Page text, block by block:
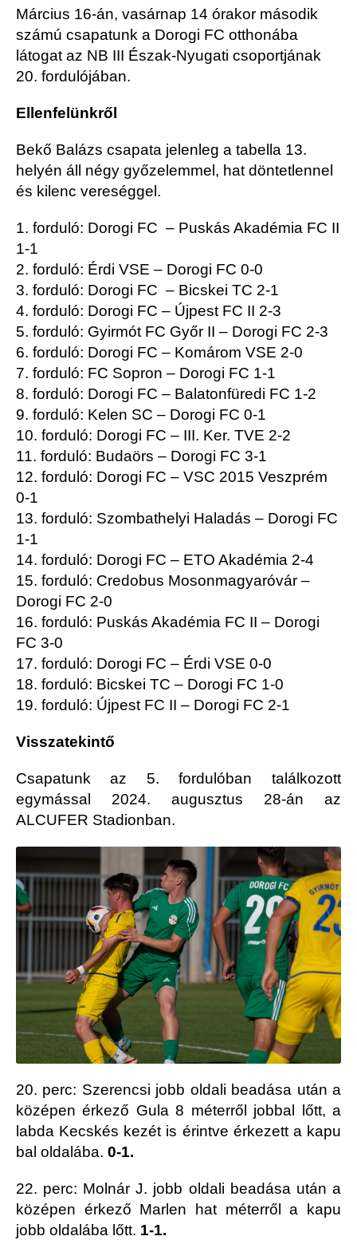
Március 16-án, vasárnap 14 órakor második
számú csapatunk a Dorogi FC otthonába
látogat az NB III Észak-Nyugati csoportjának
20. fordulójában.
Ellenfelünkről
Bekő Balázs csapata jelenleg a tabella 13.
helyén áll négy győzelemmel, hat döntetlennel
és kilenc vereséggel.
1. forduló: Dorogi FC – Puskás Akadémia FC II
1-1
2. forduló: Érdi VSE – Dorogi FC 0-0
3. forduló: Dorogi FC – Bicskei TC 2-1
4. forduló: Dorogi FC – Újpest FC II 2-3
5. forduló: Gyirmót FC Győr II – Dorogi FC 2-3
6. forduló: Dorogi FC – Komárom VSE 2-0
7. forduló: FC Sopron – Dorogi FC 1-1
8. forduló: Dorogi FC – Balatonfüredi FC 1-2
9. forduló: Kelen SC – Dorogi FC 0-1
10. forduló: Dorogi FC – III. Ker. TVE 2-2
11. forduló: Budaörs – Dorogi FC 3-1
12. forduló: Dorogi FC – VSC 2015 Veszprém
0-1
13. forduló: Szombathelyi Haladás – Dorogi FC
1-1
14. forduló: Dorogi FC – ETO Akadémia 2-4
15. forduló: Credobus Mosonmagyaróvár –
Dorogi FC 2-0
16. forduló: Puskás Akadémia FC II – Dorogi
FC 3-0
17. forduló: Dorogi FC – Érdi VSE 0-0
18. forduló: Bicskei TC – Dorogi FC 1-0
19. forduló: Újpest FC II – Dorogi FC 2-1
Visszatekintő
Csapatunk az 5. fordulóban találkozott
egymással 2024. augusztus 28-án az
ALCUFER Stadionban.
20. perc: Szerencsi jobb oldali beadása után a
középen érkező Gula 8 méterről jobbal lőtt, a
labda Kecskés kezét is érintve érkezett a kapu
bal oldalába. 0-1.
22. perc: Molnár J. jobb oldali beadása után a
középen érkező Marlen hat méterről a kapu
jobb oldalába lőtt. 1-1.